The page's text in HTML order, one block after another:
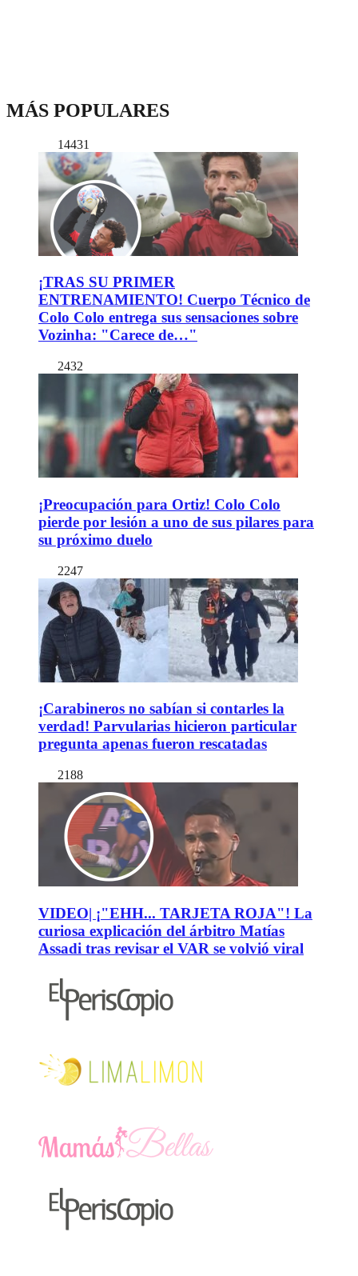
MÁS POPULARES
14431
¡TRAS SU PRIMER
ENTRENAMIENTO! Cuerpo Técnico de
Colo Colo entrega sus sensaciones sobre
Vozinha: "Carece de…"
2432
¡Preocupación para Ortiz! Colo Colo
pierde por lesión a uno de sus pilares para
su próximo duelo
2247
¡Carabineros no sabían si contarles la
verdad! Parvularias hicieron particular
pregunta apenas fueron rescatadas
2188
VIDEO| ¡"EHH... TARJETA ROJA"! La
curiosa explicación del árbitro Matías
Assadi tras revisar el VAR se volvió viral